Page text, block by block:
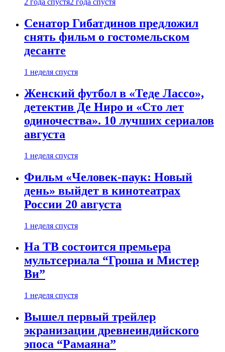
2 года спустя2 года спустя
Сенатор Гибатдинов предложил
снять фильм о гостомельском
десанте
1 неделя спустя
Женский футбол в «Теде Лассо»,
детектив Де Ниро и «Сто лет
одиночества». 10 лучших сериалов
августа
1 неделя спустя
Фильм «Человек-паук: Новый
день» выйдет в кинотеатрах
России 20 августа
1 неделя спустя
На ТВ состоится премьера
мультсериала “Гроша и Мистер
Ви”
1 неделя спустя
Вышел первый трейлер
экранизации древнеиндийского
эпоса “Рамаяна”